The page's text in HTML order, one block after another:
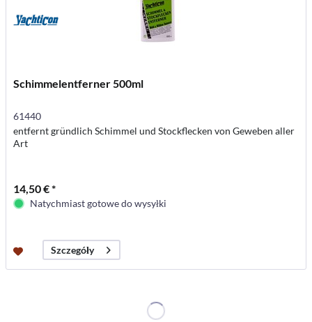
Schimmelentferner 500ml
61440
entfernt gründlich Schimmel und Stockflecken von Geweben aller
Art
14,50 € *
Natychmiast gotowe do wysyłki
Szczegóły